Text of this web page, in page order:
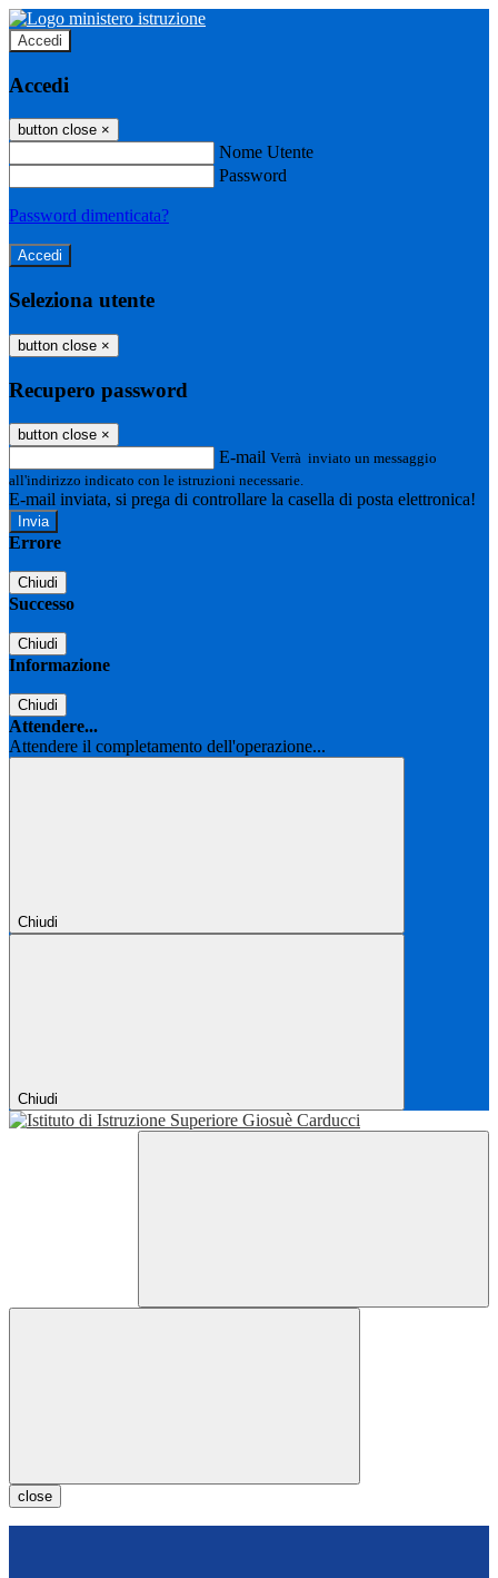
Accedi
Accedi
button close ×
Nome Utente
Password
Password dimenticata?
Seleziona utente
button close ×
Recupero password
button close ×
E-mail Verrà inviato un messaggio
all'indirizzo indicato con le istruzioni necessarie.
E-mail inviata, si prega di controllare la casella di posta elettronica!
Errore
Chiudi
Successo
Chiudi
Informazione
Chiudi
Attendere...
Attendere il completamento dell'operazione...
Chiudi
Chiudi
close